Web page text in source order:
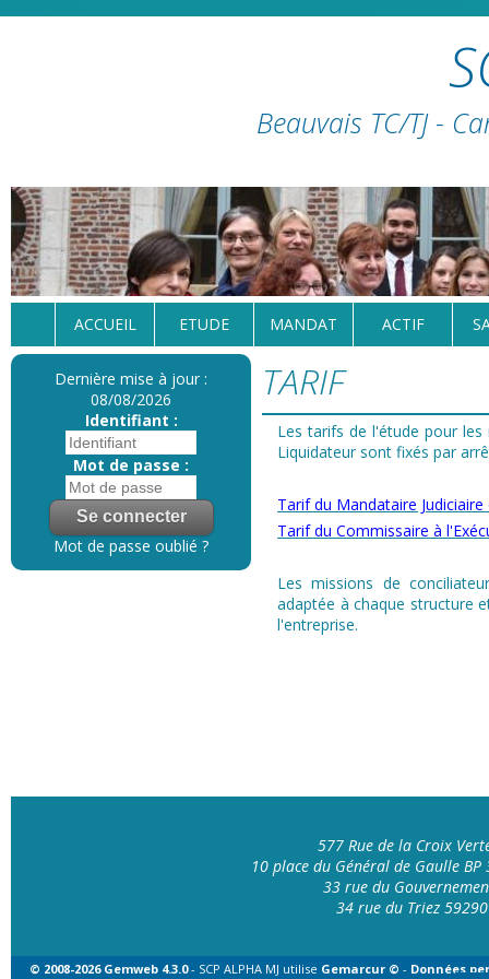
Beauvais TC/TJ -
ACCUEIL ETUDE MANDAT ACTIF
Dernière mise à jour :
08/08/2026
Identifiant :
Mot de passe :
Mot de passe oublié ?
TARIF
Les tarifs de l'étude pour les
Liquidateur sont fixés par
Tarif du Mandataire
Tarif du Commissaire à
Les missions de
adaptée à chaque structure
l'entreprise.
577 Rue de la Croix
10 place du Général de Gaulle BP
33 rue du
34 rue du Triez 59290
© 2008-2026 Gemweb 4.3.0- SCP ALPHA MJ utilise Gemarcur © - Données